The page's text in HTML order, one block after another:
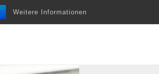
Weitere Informationen
Vita Unterstützung